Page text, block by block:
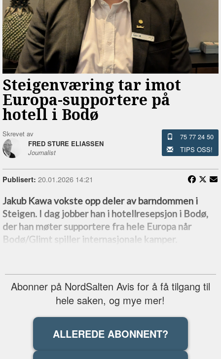
Steigenværing tar imot
Europa-supportere på
hotell i Bodø
Skrevet av
FRED STURE ELIASSEN
Journalist
75 77 24 50
TIPS OSS!
Publisert: 20.01.2026 14:21
Jakub Kawa vokste opp deler av barndommen i
Steigen. I dag jobber han i hotellresepsjon i Bodø,
der han møter supportere fra hele Europa når
Bodø/Glimt spiller internasjonale kamper.
Abonner på NordSalten Avis for å få tilgang til
hele saken, og mye mer!
ALLEREDE ABONNENT?